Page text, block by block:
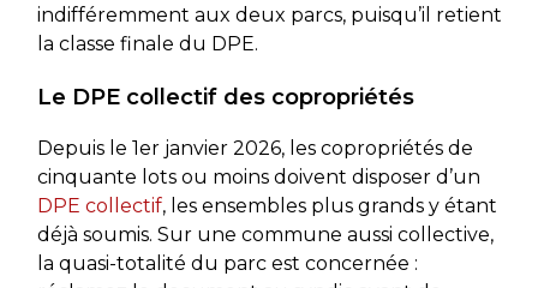
indifféremment aux deux parcs, puisqu’il retient
la classe finale du DPE.
Le DPE collectif des copropriétés
Depuis le 1er janvier 2026, les copropriétés de
cinquante lots ou moins doivent disposer d’un
DPE collectif, les ensembles plus grands y étant
déjà soumis. Sur une commune aussi collective,
la quasi-totalité du parc est concernée :